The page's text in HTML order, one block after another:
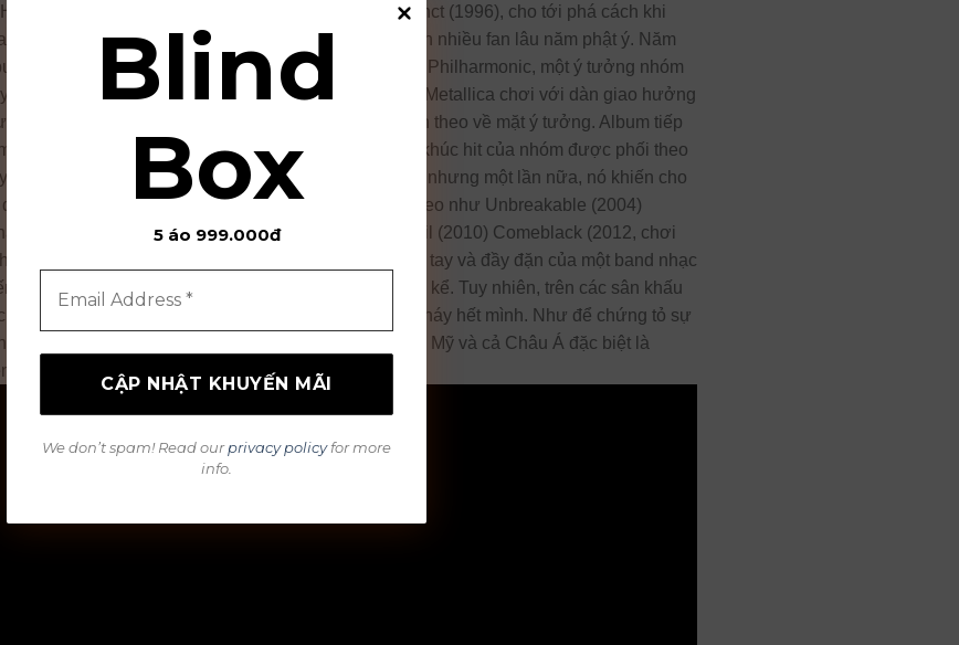
(1993) nhẹ nhàng và sâu lắng hơn với Pure Instinct (1996), cho tới phá cách khi
với techno và electro pop Eye II Eye (1999) khiến nhiều fan lâu năm phật ý. Năm
Moments of Glory với dàn nhạc giao hưởng Berlin Philharmonic, một ý tưởng nhóm
với thành công vượt bậc của album S&M của nhóm Metallica chơi với dàn giao hưởng
đó không lâu, Scorpions phải mang tiếng oan là ăn theo về mặt ý tưởng. Album tiếp
live hoàn toàn bằng nhạc cụ mộc chơi lại những ca khúc hit của nhóm được phối theo
mang lại cho Scorpions một lượng fan trẻ không nhỏ nhưng một lần nữa, nó khiến cho
nhẹ, nghe không đủ phê. Rồi những album tiếp theo như Unbreakable (2004)
sản xuất lừng danh Desmond Child), Sting in the Tail (2010) Comeblack (2012, chơi
mình và những nghệ sĩ khác) thể hiện một sự đều tay và đầy đặn của một band nhạc
đấu nhưng lại không có một bước đột phá nào đáng kể. Tuy nhiên, trên các sân khấu
tuần đã lên chức ông này vẫn tràn đầy sức sống và cháy hết mình. Như để chứng tỏ sự
đi tour với lịch biểu diễn dày đặc ở Châu Âu, Nam Mỹ và cả Châu Á đặc biệt là
Blind
Box
5 áo 999.000đ
We don’t spam! Read ourprivacy policyfor more
info.